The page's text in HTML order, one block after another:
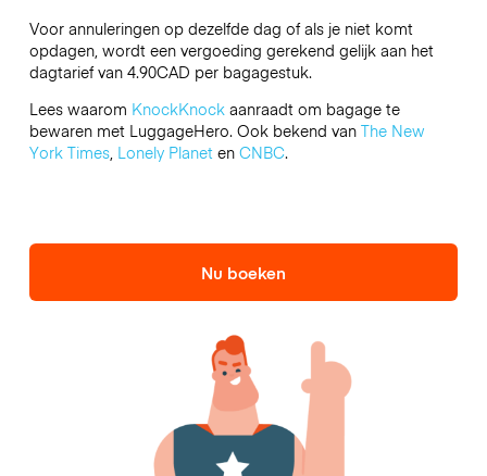
Voor annuleringen op dezelfde dag of als je niet komt
opdagen, wordt een vergoeding gerekend gelijk aan het
dagtarief van 4.90CAD per bagagestuk.
Lees waarom KnockKnockaanraadt om bagage te
bewaren met LuggageHero. Ook bekend van The New
York Times, Lonely Planeten CNBC.
Nu boeken